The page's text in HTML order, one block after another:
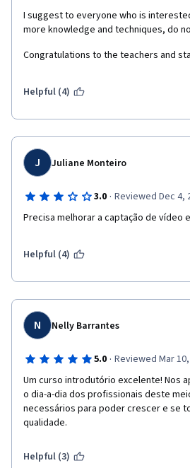
I suggest to everyone who is
more knowledge and techniques, do
Congratulations to the teachers and
Helpful (4)
J Juliane Monteiro
3.0 · Reviewed Dec 4,
Precisa melhorar a captação de vídeo
Helpful (4)
N Nelly Barrantes
5.0 · Reviewed Mar
Um curso introdutório excelente! Nos
o dia-a-dia dos profissionais deste
necessários para poder crescer e se
qualidade.
Helpful (3)